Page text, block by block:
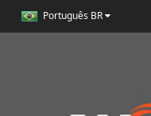
Português BR